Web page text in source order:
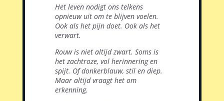
Het leven nodigt ons telkens
opnieuw uit om te blijven voelen.
Ook als het pijn doet. Ook als het
verwart.
Rouw is niet altijd zwart. Soms is
het zachtroze, vol herinnering en
spijt. Of donkerblauw, stil en diep.
Maar altijd vraagt het om
erkenning.